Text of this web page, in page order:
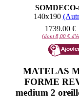
SOMDECO-
140x190
1739.00 €
(dont 8,00 €
MATELAS
FORME
medium 2